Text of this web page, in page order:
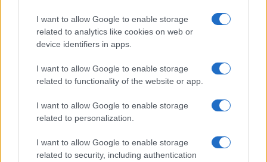
I want to allow Google to enable storage
related to analytics like cookies on web or
device identifiers in apps.
I want to allow Google to enable storage
related to functionality of the website or app.
I want to allow Google to enable storage
related to personalization.
I want to allow Google to enable storage
related to security, including authentication
Boom del settore tech italiano: 652 milioni in venture
capital nel primo semestre 2026
NERD NEWS